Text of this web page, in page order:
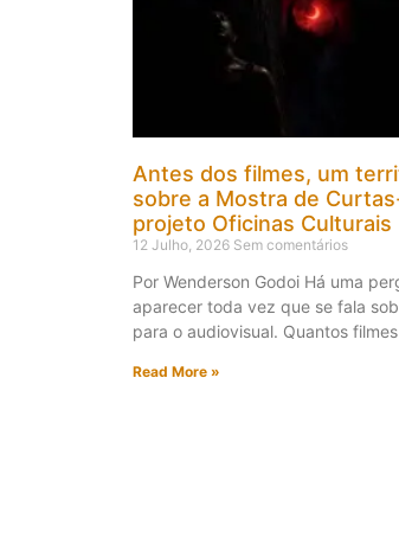
Antes dos filmes, um
sobre a Mostra de
projeto Oficinas Culturais
12 Julho, 2026 Sem comentários
Por Wenderson Godoi Há uma
aparecer toda vez que se fala
para o audiovisual. Quantos
Read More »